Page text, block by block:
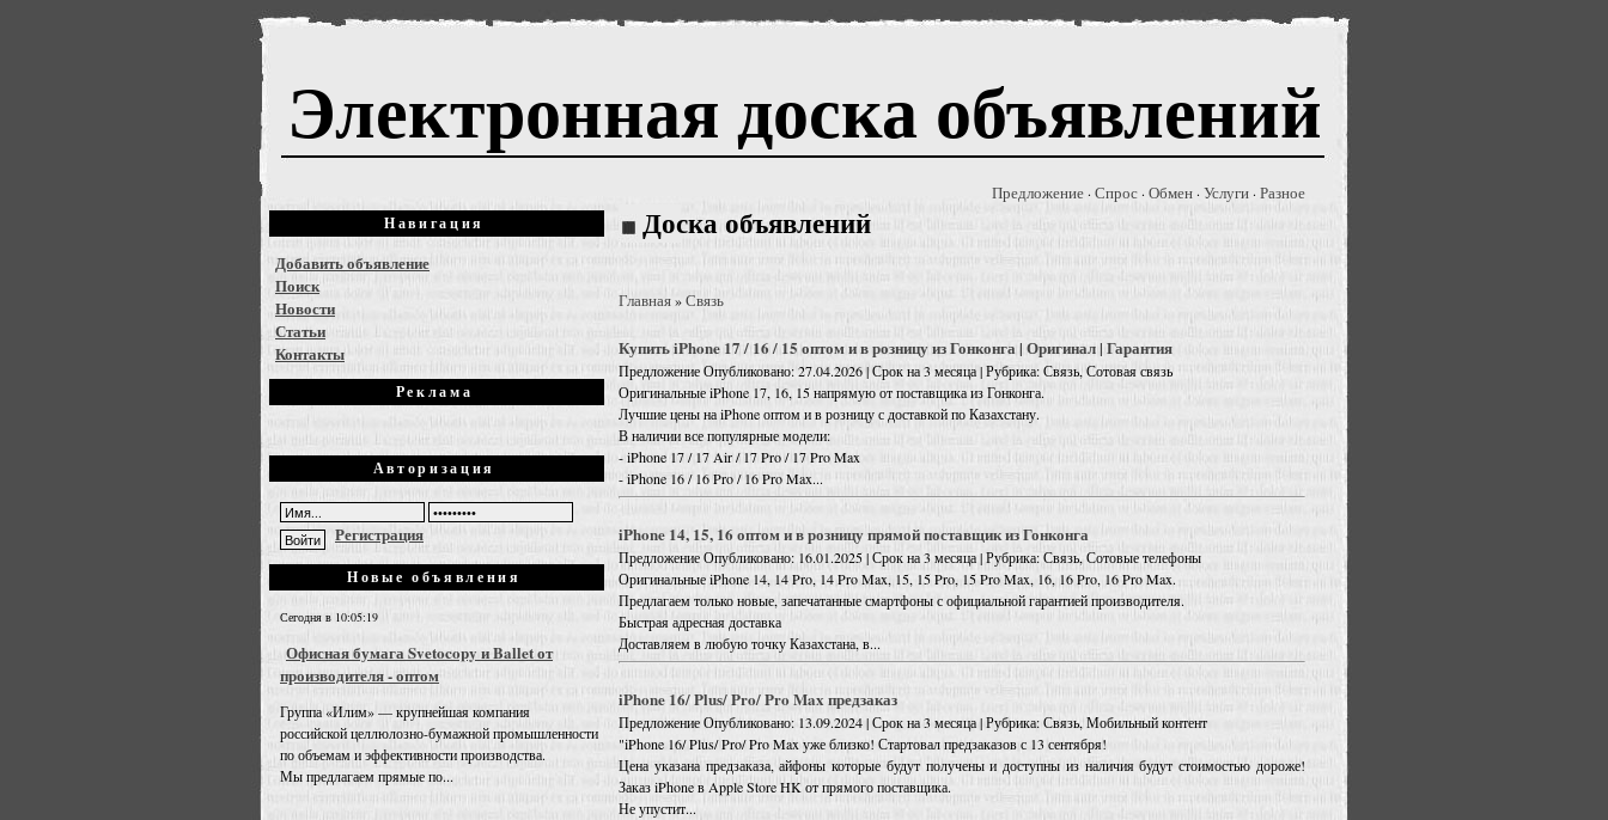
Электронная доска объявлений
Навигация
Добавить объявление
Поиск
Новости
Статьи
Контакты
Реклама
Авторизация
Регистрация
Новые объявления
Сегодня в 10:05:19
Офисная бумага Svetocopy и Ballet от
производителя - оптом
Группа «Илим» — крупнейшая компания
российской целлюлозно-бумажной промышленности
по объемам и эффективности производства.
Мы предлагаем прямые по...
Доска объявлений
Предложение · Спрос · Обмен · Услуги · Разное
Главная»Связь
Купить iPhone 17 / 16 / 15 оптом и в розницу из Гонконга | Оригинал | Гарантия
ПредложениеОпубликовано: 27.04.2026 | Срок на 3 месяца | Рубрика: Связь, Сотовая связь
Оригинальные iPhone 17, 16, 15 напрямую от поставщика из Гонконга.
Лучшие цены на iPhone оптом и в розницу с доставкой по Казахстану.
В наличии все популярные модели:
- iPhone 17 / 17 Air / 17 Pro / 17 Pro Max
- iPhone 16 / 16 Pro / 16 Pro Max...
iPhone 14, 15, 16 оптом и в розницу прямой поставщик из Гонконга
ПредложениеОпубликовано: 16.01.2025 | Срок на 3 месяца | Рубрика: Связь, Сотовые телефоны
Оригинальные iPhone 14, 14 Pro, 14 Pro Max, 15, 15 Pro, 15 Pro Max, 16, 16 Pro, 16 Pro Max.
Предлагаем только новые, запечатанные смартфоны с официальной гарантией производителя.
Быстрая адресная доставка
Доставляем в любую точку Казахстана, в...
iPhone 16/ Plus/ Pro/ Pro Max предзаказ
ПредложениеОпубликовано: 13.09.2024 | Срок на 3 месяца | Рубрика: Связь, Мобильный контент
"iPhone 16/ Plus/ Pro/ Pro Max уже близко! Стартовал предзаказов с 13 сентября!
Цена указана предзаказа, айфоны которые будут получены и доступны из наличия будут стоимостью дороже!
Заказ iPhone в Apple Store HK от прямого поставщика.
Не упустит...